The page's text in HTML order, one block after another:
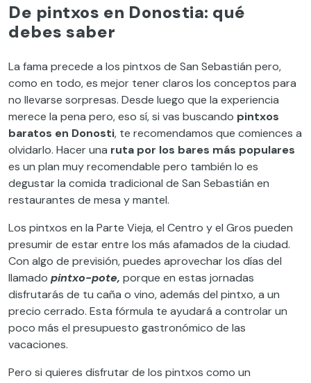
De pintxos en Donostia: qué
debes saber
La fama precede a los pintxos de San Sebastián pero,
como en todo, es mejor tener claros los conceptos para
no llevarse sorpresas. Desde luego que la experiencia
merece la pena pero, eso sí, si vas buscando pintxos
baratos en Donosti, te recomendamos que comiences a
olvidarlo. Hacer una ruta por los bares más populares
es un plan muy recomendable pero también lo es
degustar la comida tradicional de San Sebastián en
restaurantes de mesa y mantel.
Los pintxos en la Parte Vieja, el Centro y el Gros pueden
presumir de estar entre los más afamados de la ciudad.
Con algo de previsión, puedes aprovechar los días del
llamado pintxo-pote, porque en estas jornadas
disfrutarás de tu caña o vino, además del pintxo, a un
precio cerrado. Esta fórmula te ayudará a controlar un
poco más el presupuesto gastronómico de las
vacaciones.
Pero si quieres disfrutar de los pintxos como un